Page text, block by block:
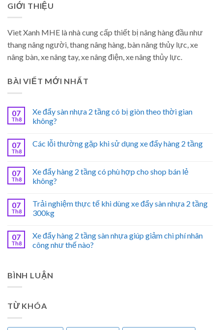
GIỚI THIỆU
Viet Xanh MHE là nhà cung cấp thiết bị nâng hàng đầu như
thang nâng người, thang nâng hàng, bàn nâng thủy lực, xe
nâng bàn, xe nâng tay, xe nâng điện, xe nâng thủy lực.
BÀI VIẾT MỚI NHẤT
07
Th8
Xe đẩy sàn nhựa 2 tầng có bị giòn theo thời gian
không?
07
Th8
Các lỗi thường gặp khi sử dụng xe đẩy hàng 2 tầng
07
Th8
Xe đẩy hàng 2 tầng có phù hợp cho shop bán lẻ
không?
07
Th8
Trải nghiệm thực tế khi dùng xe đẩy sàn nhựa 2 tầng
300kg
07
Th8
Xe đẩy hàng 2 tầng sàn nhựa giúp giảm chi phí nhân
công như thế nào?
BÌNH LUẬN
TỪ KHÓA